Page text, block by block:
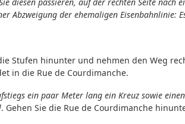
Abzweigung der ehemaligen Eisenbahnlinie:
Stufen hinunter und nehmen den Weg
in die Rue de Courdimanche.
ein paar Meter lang ein Kreuz sowie
. Gehen Sie die Rue de Courdimanche